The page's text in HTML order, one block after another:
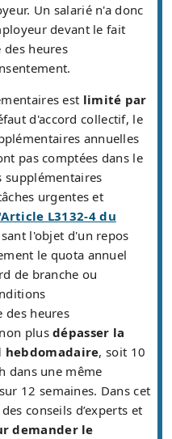
Un salarié n'a donc
devant le fait
heures
est limité par
d'accord collectif, le
annuelles
pas comptées dans le
supplémentaires
urgentes et
L3132-4 du
l'objet d'un repos
le quota annuel
de branche ou
des heures
plusdépasser la
, soit 10
dans une même
12 semaines. Dans cet
conseils d’experts et
demander le